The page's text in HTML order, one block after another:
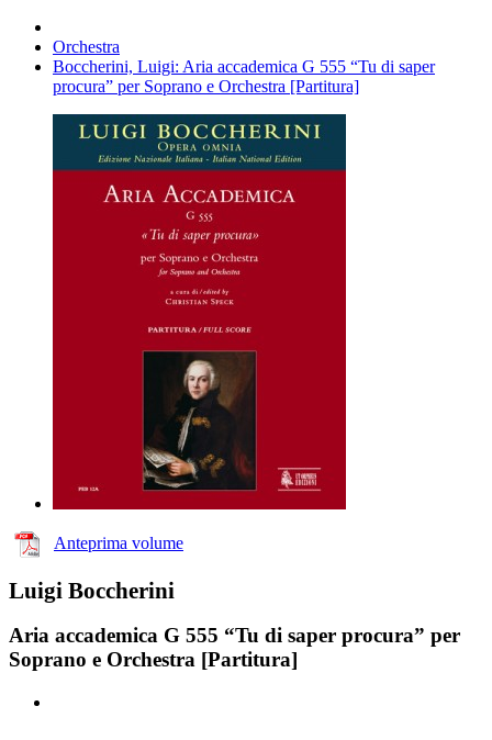
Orchestra
Boccherini, Luigi: Aria accademica G 555 “Tu di saper
procura” per Soprano e Orchestra [Partitura]
Anteprima volume
Luigi Boccherini
Aria accademica G 555 “Tu di saper procura” per
Soprano e Orchestra [Partitura]